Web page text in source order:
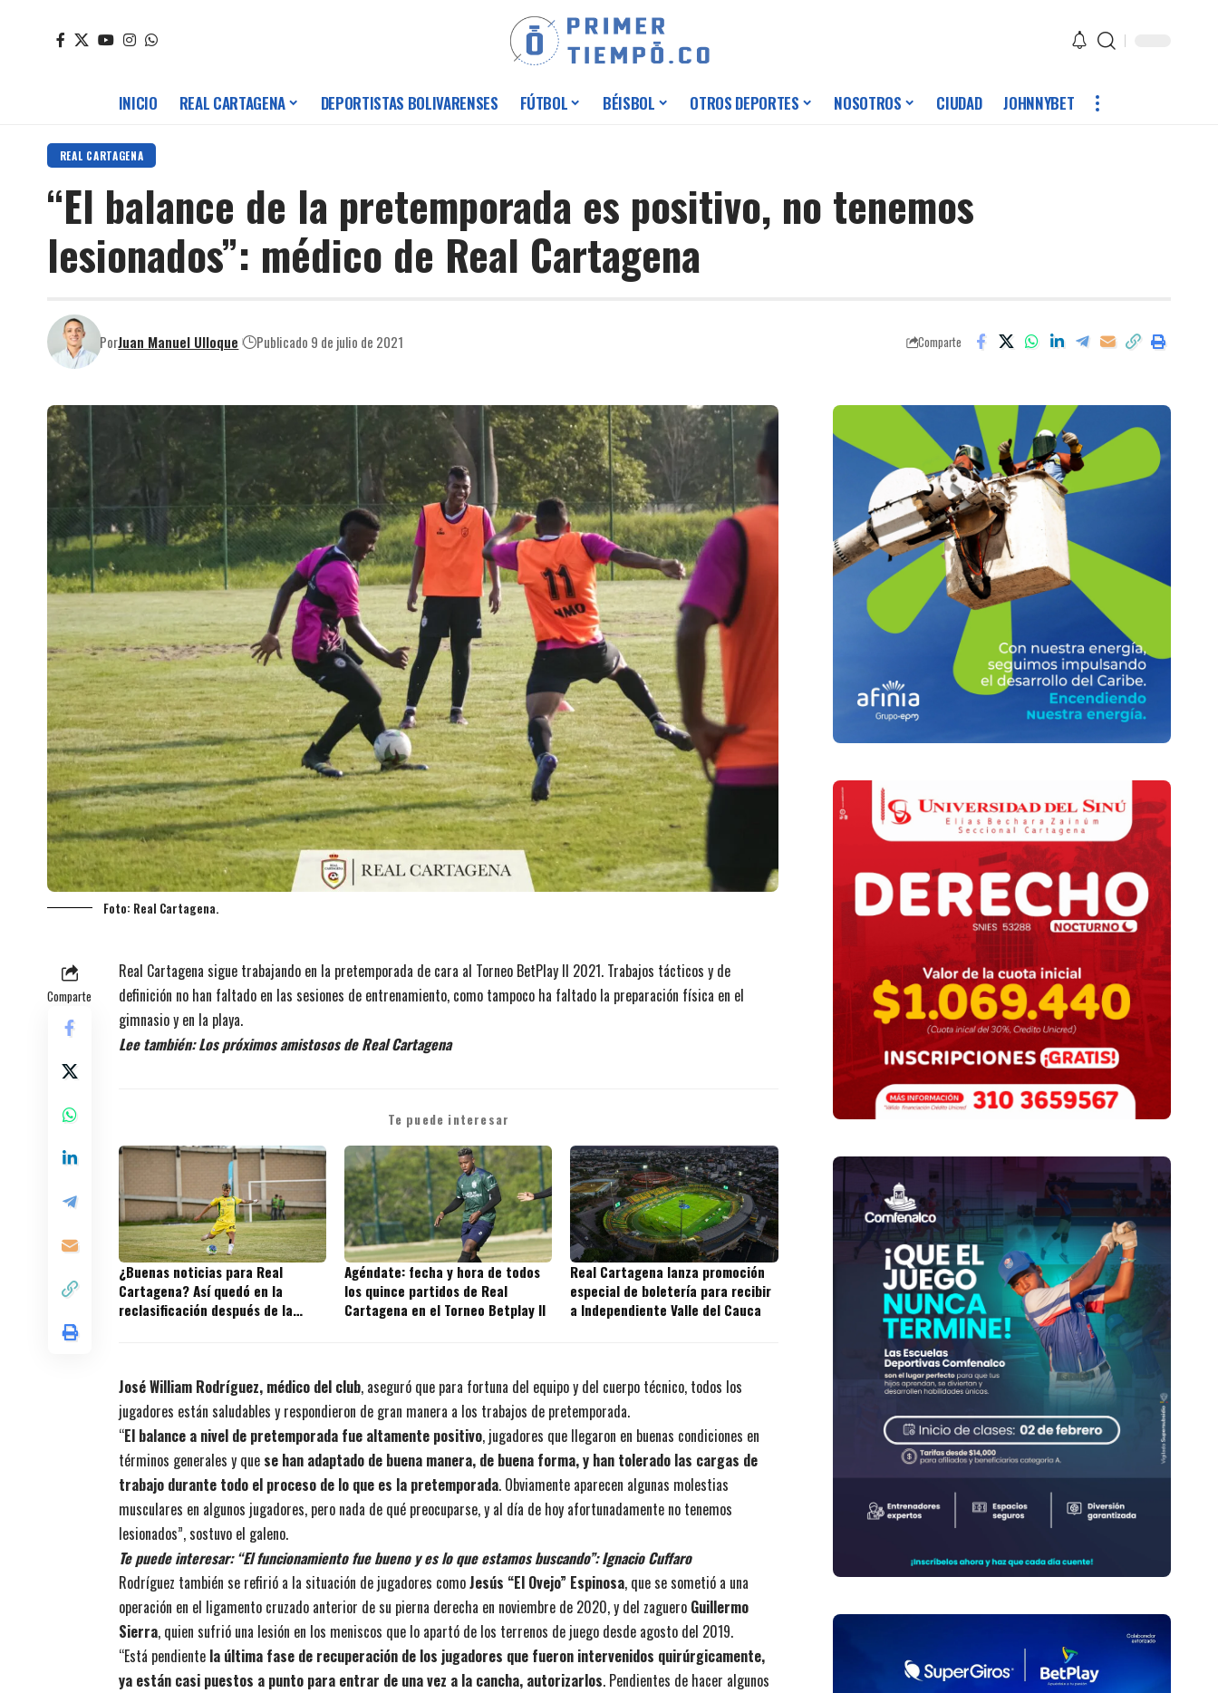
INICIO REAL CARTAGENA DEPORTISTAS BOLIVARENSES FÚTBOL BÉISBOL OTROS DEPORTES NOSOTROS CIUDAD JOHNNYBET
REAL CARTAGENA
“El balance de la pretemporada es positivo, no tenemos
lesionados”: médico de Real Cartagena
PorJuan Manuel Ulloque Publicado 9 de julio de 2021 Comparte
Foto: Real Cartagena.
Comparte
Real Cartagena sigue trabajando en la pretemporada de cara al Torneo BetPlay II 2021. Trabajos tácticos y de
definición no han faltado en las sesiones de entrenamiento, como tampoco ha faltado la preparación física en el
gimnasio y en la playa.
Lee también:Los próximos amistosos de Real Cartagena
Te puede interesar
¿Buenas noticias para Real
Cartagena? Así quedó en la
reclasificación después de la
Agéndate: fecha y hora de todos
los quince partidos de Real
Cartagena en el Torneo Betplay II
Real Cartagena lanza promoción
especial de boletería para recibir
a Independiente Valle del Cauca
José William Rodríguez, médico del club, aseguró que para fortuna del equipo y del cuerpo técnico, todos los
jugadores están saludables y respondieron de gran manera a los trabajos de pretemporada.
“El balance a nivel de pretemporada fue altamente positivo, jugadores que llegaron en buenas condiciones en
términos generales y que se han adaptado de buena manera, de buena forma, y han tolerado las cargas de
trabajo durante todo el proceso de lo que es la pretemporada. Obviamente aparecen algunas molestias
musculares en algunos jugadores, pero nada de qué preocuparse, y al día de hoy afortunadamente no tenemos
lesionados”, sostuvo el galeno.
Te puede interesar:“El funcionamiento fue bueno y es lo que estamos buscando”: Ignacio Cuffaro
Rodríguez también se refirió a la situación de jugadores comoJesús “El Ovejo” Espinosa, que se sometió a una
operación en el ligamento cruzado anterior de su pierna derecha en noviembre de 2020, y del zaguero Guillermo
Sierra, quien sufrió una lesión en los meniscos que lo apartó de los terrenos de juego desde agosto del 2019.
“Está pendiente la última fase de recuperación de los jugadores que fueron intervenidos quirúrgicamente,
ya están casi puestos a punto para entrar de una vez a la cancha, autorizarlos. Pendientes de hacer algunos